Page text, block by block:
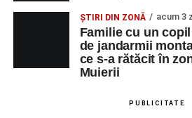
ȘTIRI DIN ZONĂ acum 3
Familie cu un
de jandarmii
ce s-a rătăcit în
Muierii
PUBLICITATE